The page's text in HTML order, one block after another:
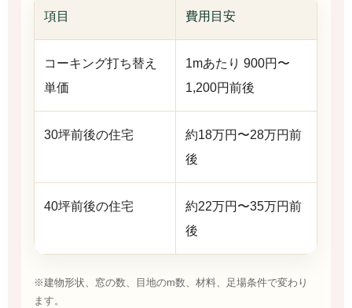
項目 費用目安
コーキング打ち替え
単価
1mあたり 900円〜
1,200円前後
30坪前後の住宅
約18万円〜28万円前
後
40坪前後の住宅
約22万円〜35万円前
後
※建物形状、窓の数、目地のm数、材料、足場条件で変わり
ます。